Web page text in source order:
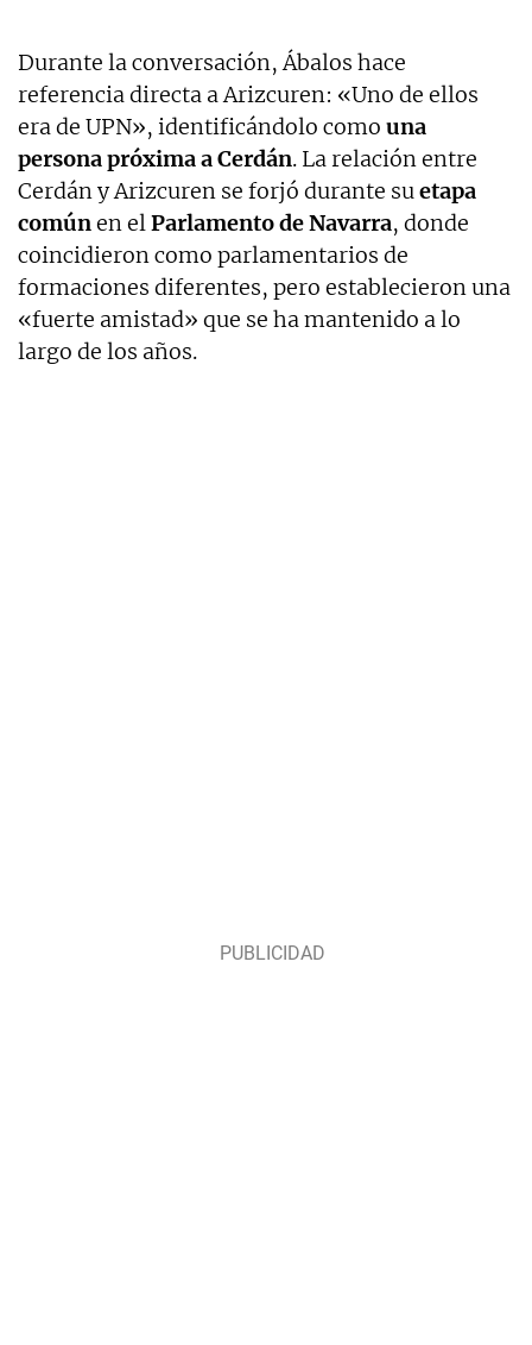
Durante la conversación, Ábalos hace
referencia directa a Arizcuren: «Uno de ellos
era de UPN», identificándolo como una
persona próxima a Cerdán. La relación entre
Cerdán y Arizcuren se forjó durante suetapa
comúnen elParlamento de Navarra, donde
coincidieron como parlamentarios de
formaciones diferentes, pero establecieron una
«fuerte amistad» que se ha mantenido a lo
largo de los años.